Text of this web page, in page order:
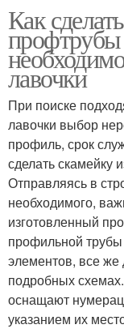
Как
лавочки
При поиске
лавочки выбор
профиль, срок
сделать скамейку
Отправляясь в
необходимого,
изготовленный
профильной
элементов, все же
подробных
оснащают
указанием их